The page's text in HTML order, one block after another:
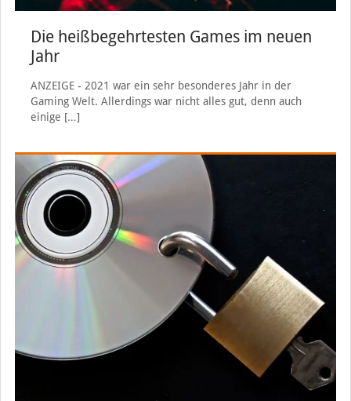
Die heißbegehrtesten Games im neuen
Jahr
ANZEIGE - 2021 war ein sehr besonderes Jahr in der
Gaming Welt. Allerdings war nicht alles gut, denn auch
einige […]